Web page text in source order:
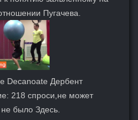
Пугачева.
Decanoate Дербент
218 спроси,не может
было Здесь.